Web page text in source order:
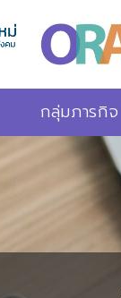
กลุ่มภารกิจ